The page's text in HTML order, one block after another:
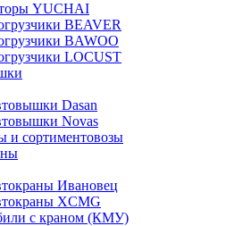
YUCHAI
BEAVER
BAWOO
LOCUST
Dasan
Novas
и сортиментовозы
Ивановец
XCMG
с краном (КМУ)